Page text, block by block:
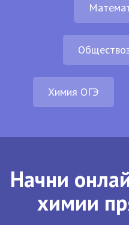
Химия ОГЭ
Начни
химии